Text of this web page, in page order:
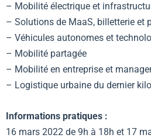
– Mobilité électrique et
– Solutions de MaaS, billetterie et
– Véhicules autonomes et
– Mobilité partagée
– Mobilité en entreprise et
– Logistique urbaine du dernier
Informations pratiques :
16 mars 2022 de 9h à 18h et 17